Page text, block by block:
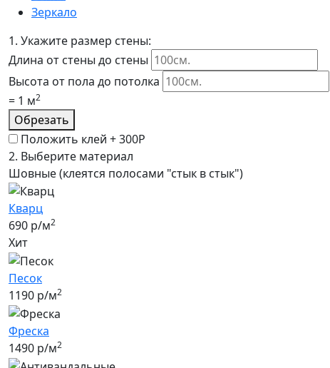
Зеркало
1. Укажите размер стены:
Длина от стены до стены
Высота от пола до потолка
= 1 м2
Обрезать
Положить клей +300Р
2. Выберите материал
Шовные (клеятся полосами "стык в стык")
Кварц
690 р/м2
Хит
Песок
1190 р/м2
Фреска
1490 р/м2